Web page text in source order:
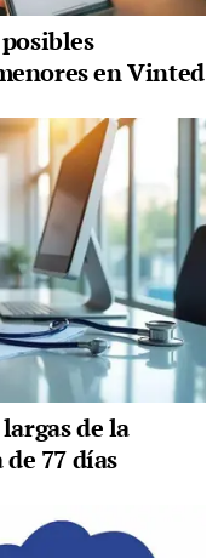
en Vinted
de la
77 días